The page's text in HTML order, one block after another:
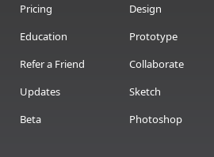
Pricing
Education
Refer a Friend
Updates
Beta
Design
Prototype
Collaborate
Sketch
Photoshop